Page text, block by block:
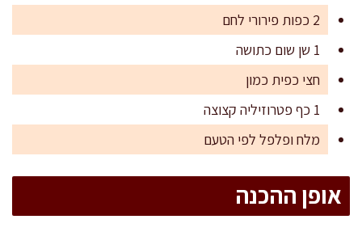
2 כפות פירורי לחם
1 שן שום כתושה
חצי כפית כמון
1 כף פטרוזיליה קצוצה
מלח ופלפל לפי הטעם
אופן ההכנה